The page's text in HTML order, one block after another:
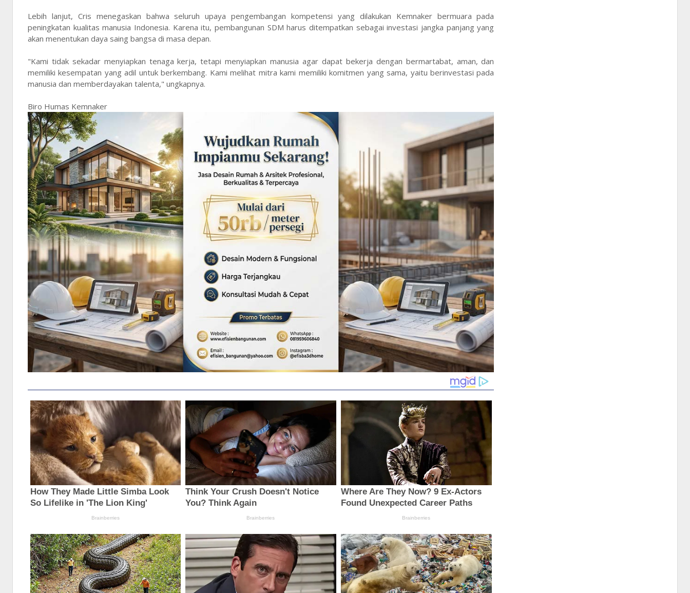
Lebih lanjut, Cris menegaskan bahwa seluruh upaya pengembangan kompetensi yang dilakukan Kemnaker bermuara pada
peningkatan kualitas manusia Indonesia. Karena itu, pembangunan SDM harus ditempatkan sebagai investasi jangka panjang yang
akan menentukan daya saing bangsa di masa depan.
"Kami tidak sekadar menyiapkan tenaga kerja, tetapi menyiapkan manusia agar dapat bekerja dengan bermartabat, aman, dan
memiliki kesempatan yang adil untuk berkembang. Kami melihat mitra kami memiliki komitmen yang sama, yaitu berinvestasi pada
manusia dan memberdayakan talenta," ungkapnya.
Biro Humas Kemnaker